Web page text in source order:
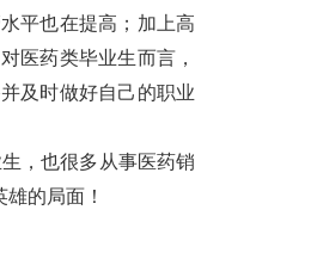
平也在提高；加上高
医药类毕业生而言，
及时做好自己的职业
，也很多从事医药销
的局面！